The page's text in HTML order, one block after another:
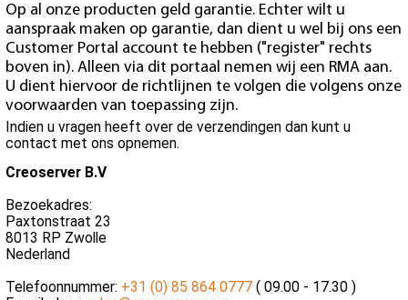
Op al onze producten geld garantie. Echter wilt u
aanspraak maken op garantie, dan dient u wel bij ons een
Customer Portal account te hebben ("register" rechts
boven in). Alleen via dit portaal nemen wij een RMA aan.
U dient hiervoor de richtlijnen te volgen die volgens onze
voorwaarden van toepassing zijn.
Indien u vragen heeft over de verzendingen dan kunt u
contact met ons opnemen.
Creoserver B.V
Bezoekadres:
Paxtonstraat 23
8013 RP Zwolle
Nederland
Telefoonnummer: +31 (0) 85 864 0777 ( 09.00 - 17.30 )